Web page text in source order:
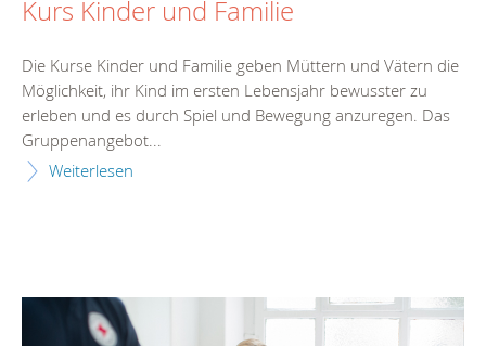
Kurs Kinder und Familie
Die Kurse Kinder und Familie geben Müttern und Vätern die
Möglichkeit, ihr Kind im ersten Lebensjahr bewusster zu
erleben und es durch Spiel und Bewegung anzuregen. Das
Gruppenangebot...
Weiterlesen